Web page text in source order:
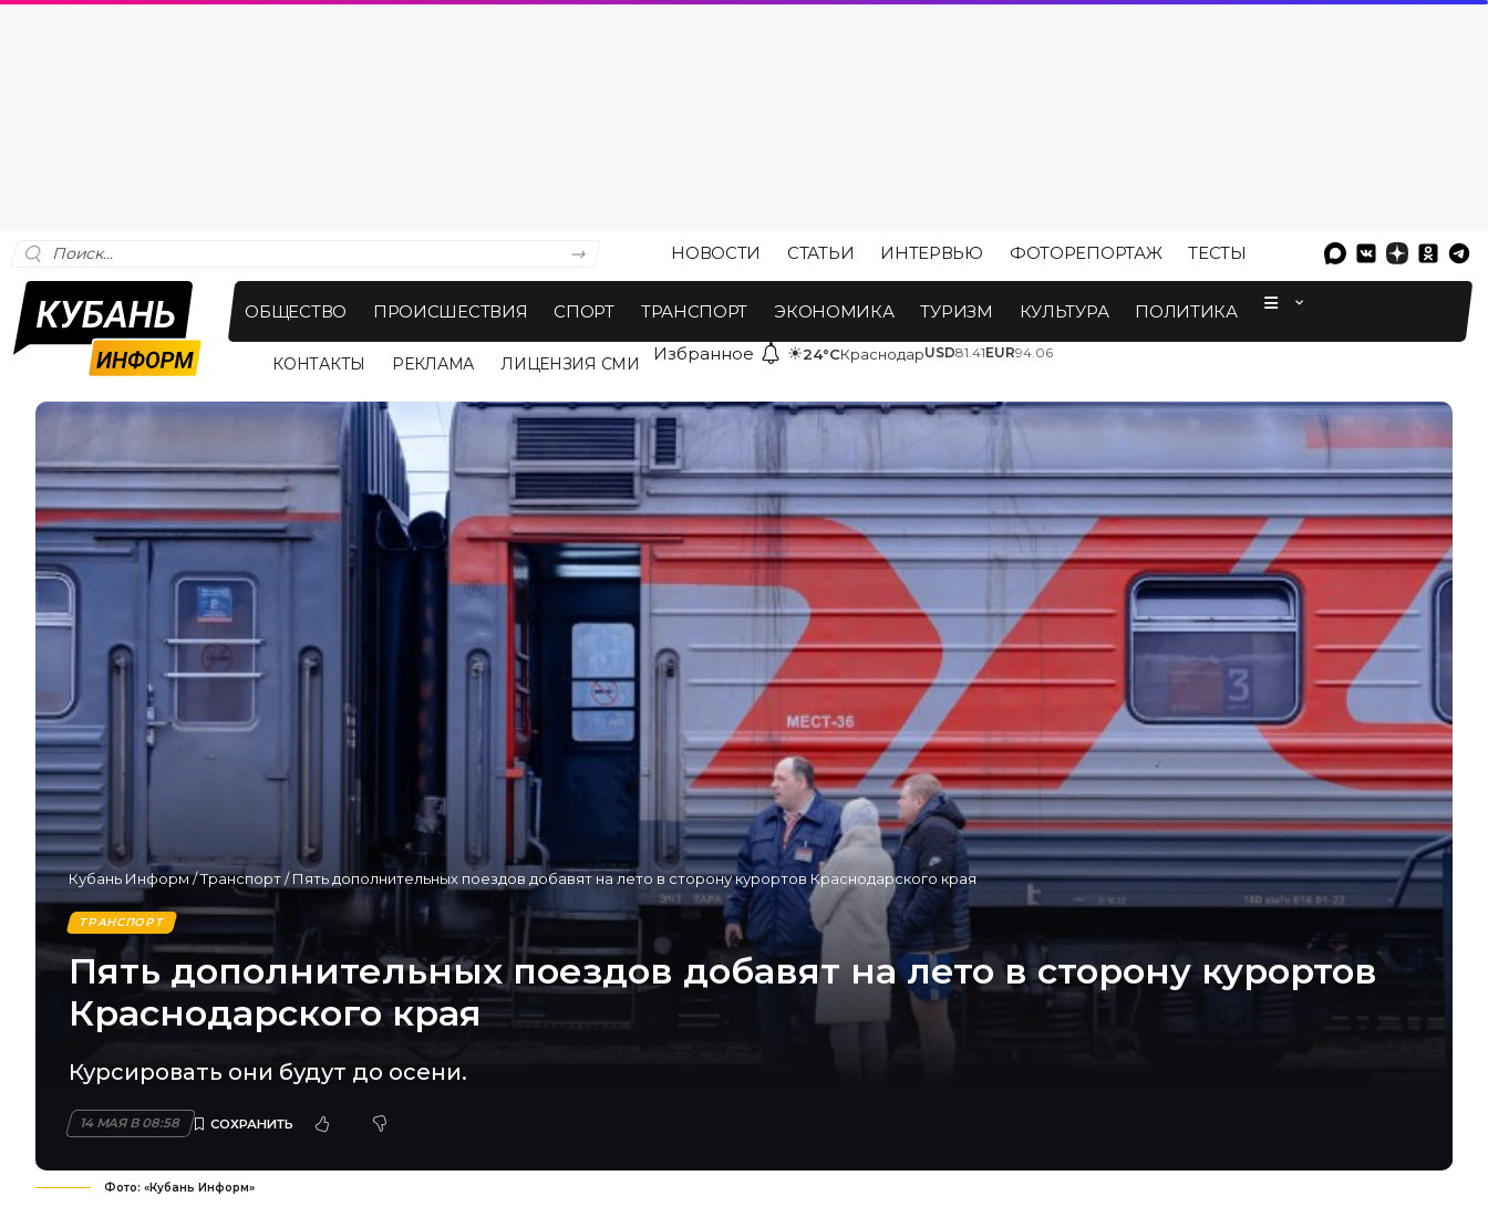
НОВОСТИ СТАТЬИ ИНТЕРВЬЮ ФОТОРЕПОРТАЖ ТЕСТЫ
ОБЩЕСТВО ПРОИСШЕСТВИЯ СПОРТ ТРАНСПОРТ ЭКОНОМИКА ТУРИЗМ КУЛЬТУРА ПОЛИТИКА
КОНТАКТЫ РЕКЛАМА ЛИЦЕНЗИЯ СМИ Избранное ☀24°CКраснодарUSD81.41EUR94.06
Кубань Информ/Транспорт/Пять дополнительных поездов добавят на лето в сторону курортов Краснодарского края
ТРАНСПОРТ
Пять дополнительных поездов добавят на лето в сторону курортов
Краснодарского края
Курсировать они будут до осени.
14 МАЯ В 08:58
Фото: «Кубань Информ»